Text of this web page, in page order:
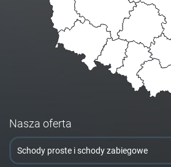
Nasza oferta
Schody proste i schody zabiegowe